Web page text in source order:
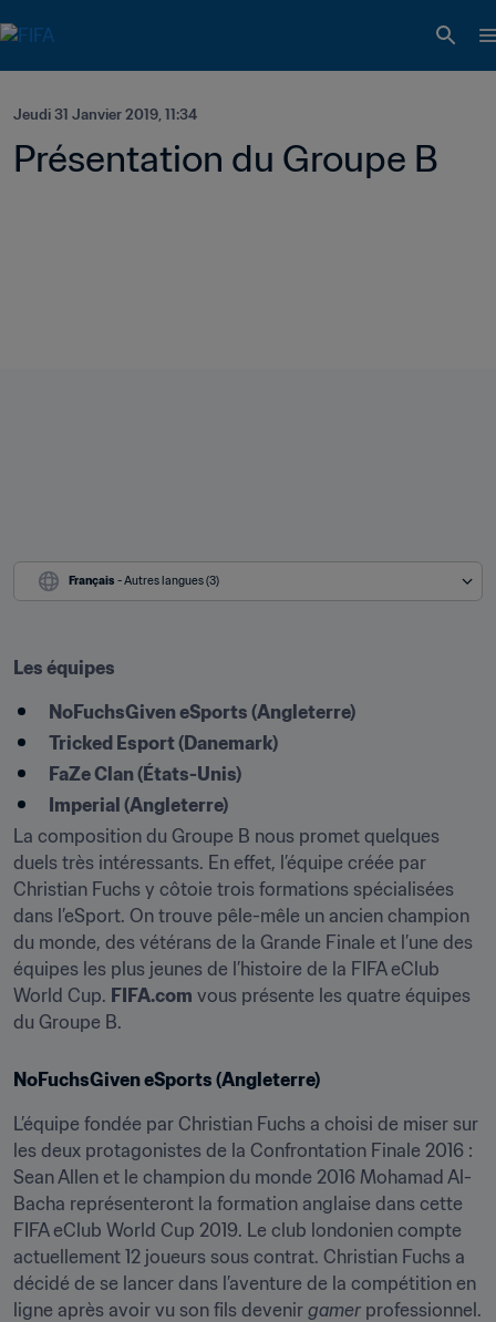
Jeudi 31 Janvier 2019, 11:34
Présentation du Groupe B
Français - Autres langues (3)
Les équipes
NoFuchsGiven eSports (Angleterre)
Tricked Esport (Danemark)
FaZe Clan (États-Unis)
Imperial (Angleterre)
La composition du Groupe B nous promet quelques
duels très intéressants. En effet, l’équipe créée par
Christian Fuchs y côtoie trois formations spécialisées
dans l’eSport. On trouve pêle-mêle un ancien champion
du monde, des vétérans de la Grande Finale et l’une des
équipes les plus jeunes de l’histoire de la FIFA eClub
World Cup. FIFA.com vous présente les quatre équipes
du Groupe B.
NoFuchsGiven eSports (Angleterre)
L’équipe fondée par Christian Fuchs a choisi de miser sur
les deux protagonistes de la Confrontation Finale 2016 :
Sean Allen et le champion du monde 2016 Mohamad Al-
Bacha représenteront la formation anglaise dans cette
FIFA eClub World Cup 2019. Le club londonien compte
actuellement 12 joueurs sous contrat. Christian Fuchs a
décidé de se lancer dans l’aventure de la compétition en
ligne après avoir vu son fils devenir gamer professionnel.